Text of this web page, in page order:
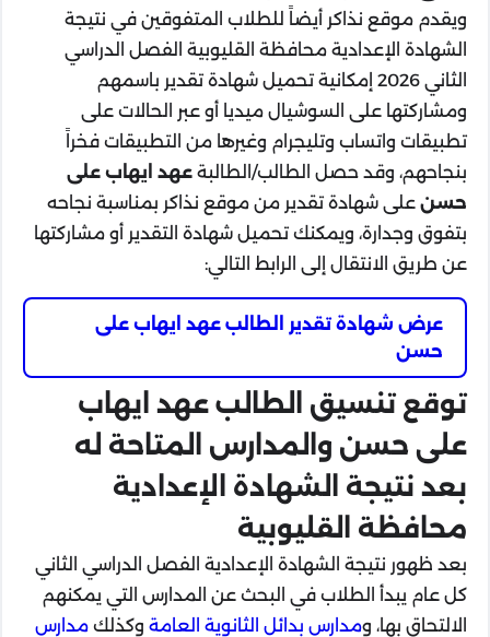
ويقدم موقع نذاكر أيضاً للطلاب المتفوقين في نتيجة
الشهادة الإعدادية محافظة القليوبية الفصل الدراسي
الثاني 2026 إمكانية تحميل شهادة تقدير باسمهم
ومشاركتها على السوشيال ميديا أو عبر الحالات على
تطبيقات واتساب وتليجرام وغيرها من التطبيقات فخراً
بنجاحهم، وقد حصل الطالب/الطالبةعهد ايهاب على
حسن على شهادة تقدير من موقع نذاكر بمناسبة نجاحه
بتفوق وجدارة، ويمكنك تحميل شهادة التقدير أو مشاركتها
عن طريق الانتقال إلى الرابط التالي:
عرض شهادة تقدير الطالب عهد ايهاب على
حسن
توقع تنسيق الطالب عهد ايهاب
على حسن والمدارس المتاحة له
بعد نتيجة الشهادة الإعدادية
محافظة القليوبية
بعد ظهور نتيجة الشهادة الإعدادية الفصل الدراسي الثاني
كل عام يبدأ الطلاب في البحث عن المدارس التي يمكنهم
الالتحاق بها، ومدارس بدائل الثانوية العامة وكذلكمدارس